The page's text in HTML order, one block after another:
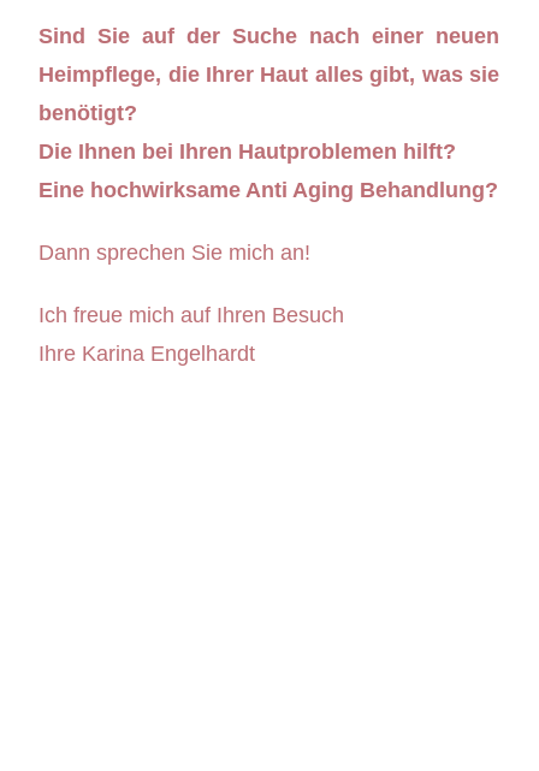
Sind Sie auf der Suche nach einer neuen
Heimpflege, die Ihrer Haut alles gibt, was sie
benötigt?
Die Ihnen bei Ihren Hautproblemen hilft?
Eine hochwirksame Anti Aging Behandlung?
Dann sprechen Sie mich an!
Ich freue mich auf Ihren Besuch
Ihre Karina Engelhardt